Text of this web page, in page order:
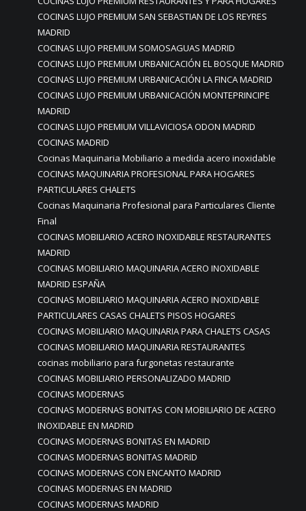
COCINAS LUJO PREMIUM SAN SEBASTIAN DE LOS REYRES
MADRID
COCINAS LUJO PREMIUM SOMOSAGUAS MADRID
COCINAS LUJO PREMIUM URBANICACIÓN EL BOSQUE MADRID
COCINAS LUJO PREMIUM URBANICACIÓN LA FINCA MADRID
COCINAS LUJO PREMIUM URBANICACIÓN MONTEPRINCIPE
MADRID
COCINAS LUJO PREMIUM VILLAVICIOSA ODON MADRID
COCINAS MADRID
Cocinas Maquinaria Mobiliario a medida acero inoxidable
COCINAS MAQUINARIA PROFESIONAL PARA HOGARES
PARTICULARES CHALETS
Cocinas Maquinaria Profesional para Particulares Cliente
Final
COCINAS MOBILIARIO ACERO INOXIDABLE RESTAURANTES
MADRID
COCINAS MOBILIARIO MAQUINARIA ACERO INOXIDABLE
MADRID ESPAÑA
COCINAS MOBILIARIO MAQUINARIA ACERO INOXIDABLE
PARTICULARES CASAS CHALETS PISOS HOGARES
COCINAS MOBILIARIO MAQUINARIA PARA CHALETS CASAS
COCINAS MOBILIARIO MAQUINARIA RESTAURANTES
cocinas mobiliario para furgonetas restaurante
COCINAS MOBILIARIO PERSONALIZADO MADRID
COCINAS MODERNAS
COCINAS MODERNAS BONITAS CON MOBILIARIO DE ACERO
INOXIDABLE EN MADRID
COCINAS MODERNAS BONITAS EN MADRID
COCINAS MODERNAS BONITAS MADRID
COCINAS MODERNAS CON ENCANTO MADRID
COCINAS MODERNAS EN MADRID
COCINAS MODERNAS MADRID